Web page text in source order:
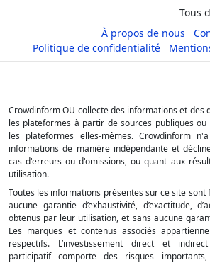
Tous
À propos de nous
Politique de confidentialité
Crowdinform OU collecte des informations et des
les plateformes à partir de sources publiques
les plateformes elles-mêmes. Crowdinform
informations de manière indépendante et
cas d'erreurs ou d'omissions, ou quant aux
utilisation.
Toutes les informations présentes sur ce site sont
aucune garantie d’exhaustivité, d’exactitude,
obtenus par leur utilisation, et sans aucune
Les marques et contenus associés
respectifs. L’investissement direct et
participatif comporte des risques